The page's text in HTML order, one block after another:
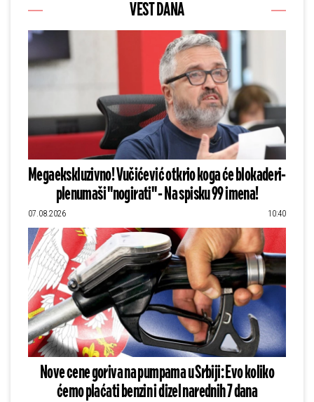
VEST DANA
Megaekskluzivno! Vučićević otkrio koga će blokaderi-
plenumaši "nogirati" - Na spisku 99 imena!
07.08.2026 10:40
Nove cene goriva na pumpama u Srbiji: Evo koliko
ćemo plaćati benzin i dizel narednih 7 dana